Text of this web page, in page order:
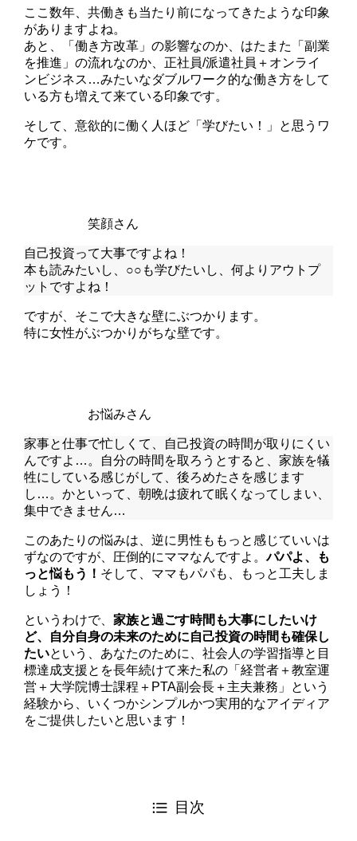
ここ数年、共働きも当たり前になってきたような印象
がありますよね。
あと、「働き方改革」の影響なのか、はたまた「副業
を推進」の流れなのか、正社員/派遣社員＋オンライ
ンビジネス…みたいなダブルワーク的な働き方をして
いる方も増えて来ている印象です。
そして、意欲的に働く人ほど「学びたい！」と思うワ
ケです。
笑顔さん
自己投資って大事ですよね！
本も読みたいし、○○も学びたいし、何よりアウトプ
ットですよね！
ですが、そこで大きな壁にぶつかります。
特に女性がぶつかりがちな壁です。
お悩みさん
家事と仕事で忙しくて、自己投資の時間が取りにくい
んですよ…。自分の時間を取ろうとすると、家族を犠
牲にしている感じがして、後ろめたさを感じます
し…。かといって、朝晩は疲れて眠くなってしまい、
集中できません…
このあたりの悩みは、逆に男性ももっと感じていいは
ずなのですが、圧倒的にママなんですよ。パパよ、も
っと悩もう！ そして、ママもパパも、もっと工夫しま
しょう！
というわけで、家族と過ごす時間も大事にしたいけ
ど、自分自身の未来のために自己投資の時間も確保し
たいという、あなたのために、社会人の学習指導と目
標達成支援とを長年続けて来た私の「経営者＋教室運
営＋大学院博士課程＋PTA副会長＋主夫兼務」という
経験から、いくつかシンプルかつ実用的なアイディア
をご提供したいと思います！
目次